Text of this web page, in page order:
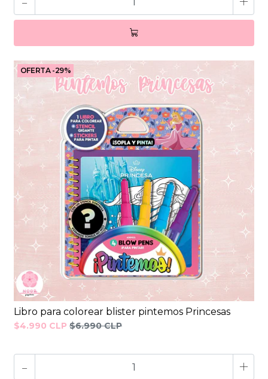
OFERTA -29%
Libro para colorear blister pintemos Princesas
$4.990 CLP $6.990 CLP
- +